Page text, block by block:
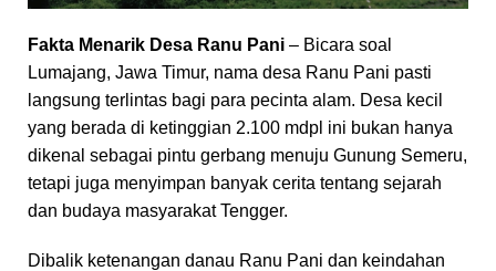
Fakta Menarik Desa Ranu Pani – Bicara soal
Lumajang, Jawa Timur, nama desa Ranu Pani pasti
langsung terlintas bagi para pecinta alam. Desa kecil
yang berada di ketinggian 2.100 mdpl ini bukan hanya
dikenal sebagai pintu gerbang menuju Gunung Semeru,
tetapi juga menyimpan banyak cerita tentang sejarah
dan budaya masyarakat Tengger.
Dibalik ketenangan danau Ranu Pani dan keindahan